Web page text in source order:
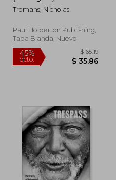
40%
dcto.
Tromans, Nicholas
Paul Holberton Publishing,
Tapa Blanda, Nuevo